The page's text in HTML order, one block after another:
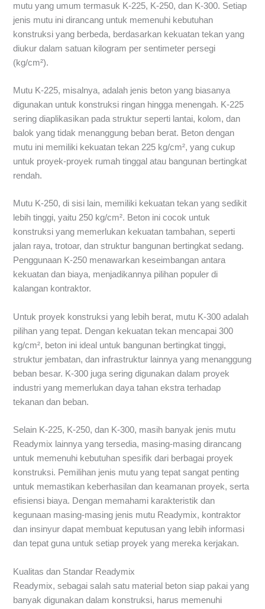
mutu yang umum termasuk K-225, K-250, dan K-300. Setiap
jenis mutu ini dirancang untuk memenuhi kebutuhan
konstruksi yang berbeda, berdasarkan kekuatan tekan yang
diukur dalam satuan kilogram per sentimeter persegi
(kg/cm²).
Mutu K-225, misalnya, adalah jenis beton yang biasanya
digunakan untuk konstruksi ringan hingga menengah. K-225
sering diaplikasikan pada struktur seperti lantai, kolom, dan
balok yang tidak menanggung beban berat. Beton dengan
mutu ini memiliki kekuatan tekan 225 kg/cm², yang cukup
untuk proyek-proyek rumah tinggal atau bangunan bertingkat
rendah.
Mutu K-250, di sisi lain, memiliki kekuatan tekan yang sedikit
lebih tinggi, yaitu 250 kg/cm². Beton ini cocok untuk
konstruksi yang memerlukan kekuatan tambahan, seperti
jalan raya, trotoar, dan struktur bangunan bertingkat sedang.
Penggunaan K-250 menawarkan keseimbangan antara
kekuatan dan biaya, menjadikannya pilihan populer di
kalangan kontraktor.
Untuk proyek konstruksi yang lebih berat, mutu K-300 adalah
pilihan yang tepat. Dengan kekuatan tekan mencapai 300
kg/cm², beton ini ideal untuk bangunan bertingkat tinggi,
struktur jembatan, dan infrastruktur lainnya yang menanggung
beban besar. K-300 juga sering digunakan dalam proyek
industri yang memerlukan daya tahan ekstra terhadap
tekanan dan beban.
Selain K-225, K-250, dan K-300, masih banyak jenis mutu
Readymix lainnya yang tersedia, masing-masing dirancang
untuk memenuhi kebutuhan spesifik dari berbagai proyek
konstruksi. Pemilihan jenis mutu yang tepat sangat penting
untuk memastikan keberhasilan dan keamanan proyek, serta
efisiensi biaya. Dengan memahami karakteristik dan
kegunaan masing-masing jenis mutu Readymix, kontraktor
dan insinyur dapat membuat keputusan yang lebih informasi
dan tepat guna untuk setiap proyek yang mereka kerjakan.
Kualitas dan Standar Readymix
Readymix, sebagai salah satu material beton siap pakai yang
banyak digunakan dalam konstruksi, harus memenuhi